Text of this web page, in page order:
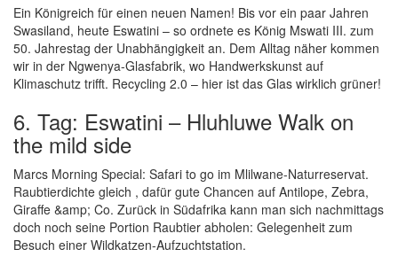
Ein Königreich für einen neuen Namen! Bis vor ein paar Jahren
Swasiland, heute Eswatini – so ordnete es König Mswati III. zum
50. Jahrestag der Unabhängigkeit an. Dem Alltag näher kommen
wir in der Ngwenya-Glasfabrik, wo Handwerkskunst auf
Klimaschutz trifft. Recycling 2.0 – hier ist das Glas wirklich grüner!
6. Tag: Eswatini – Hluhluwe Walk on
the mild side
Marcs Morning Special: Safari to go im Mlilwane-Naturreservat.
Raubtierdichte gleich , dafür gute Chancen auf Antilope, Zebra,
Giraffe &amp; Co. Zurück in Südafrika kann man sich nachmittags
doch noch seine Portion Raubtier abholen: Gelegenheit zum
Besuch einer Wildkatzen-Aufzuchtstation.